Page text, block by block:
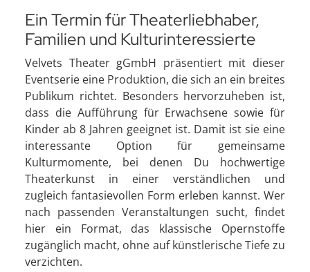
Ein Termin für Theaterliebhaber,
Familien und Kulturinteressierte
Velvets Theater gGmbH präsentiert mit dieser
Eventserie eine Produktion, die sich an ein breites
Publikum richtet. Besonders hervorzuheben ist,
dass die Aufführung für Erwachsene sowie für
Kinder ab 8 Jahren geeignet ist. Damit ist sie eine
interessante Option für gemeinsame
Kulturmomente, bei denen Du hochwertige
Theaterkunst in einer verständlichen und
zugleich fantasievollen Form erleben kannst. Wer
nach passenden Veranstaltungen sucht, findet
hier ein Format, das klassische Opernstoffe
zugänglich macht, ohne auf künstlerische Tiefe zu
verzichten.